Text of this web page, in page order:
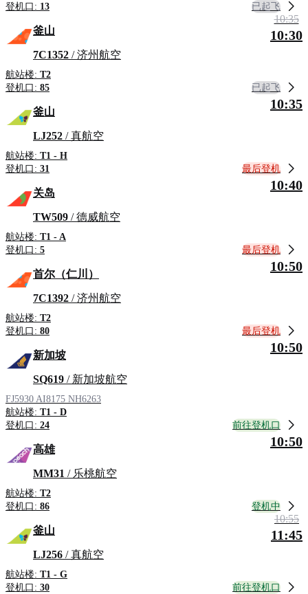
登机口: 13 已起飞
釜山
7C1352 / 济州航空
航站楼: T2
登机口: 85
10:35
10:30
已起飞
釜山
LJ252 / 真航空
航站楼: T1 - H
登机口: 31
10:35
最后登机
关岛
TW509 / 德威航空
航站楼: T1 - A
登机口: 5
10:40
最后登机
首尔（仁川）
7C1392 / 济州航空
航站楼: T2
登机口: 80
10:50
最后登机
新加坡
SQ619 / 新加坡航空
FJ5930 AI8175 NH6263
航站楼: T1 - D
登机口: 24
10:50
前往登机口
高雄
MM31 / 乐桃航空
航站楼: T2
登机口: 86
10:50
登机中
釜山
LJ256 / 真航空
航站楼: T1 - G
登机口: 30
10:55
11:45
前往登机口